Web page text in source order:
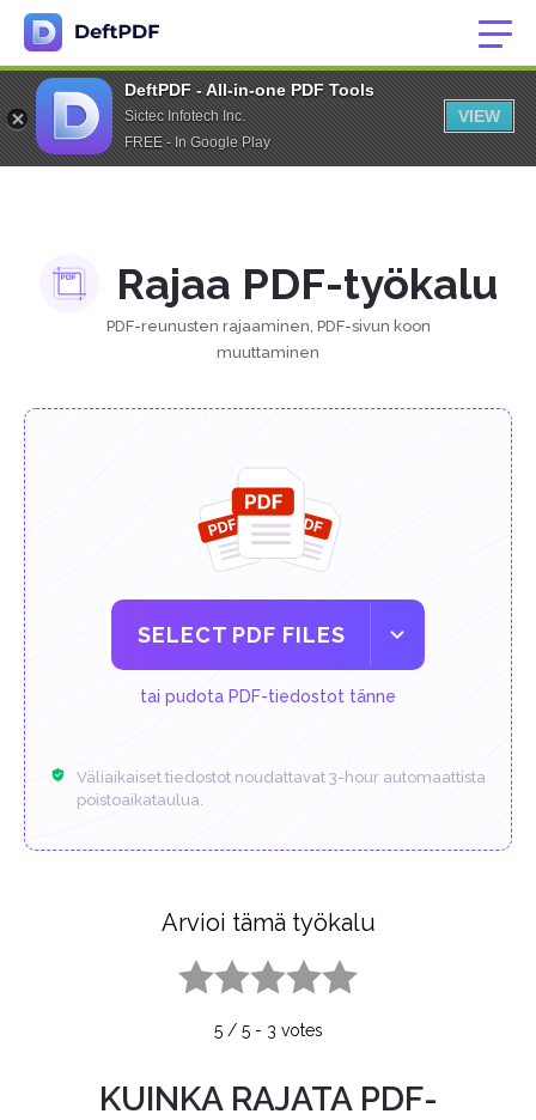
DeftPDF - All-in-one PDF Tools
Sictec Infotech Inc.
FREE - In Google Play
VIEW
Rajaa PDF-työkalu
PDF-reunusten rajaaminen, PDF-sivun koon
muuttaminen
SELECT PDF FILES
tai pudota PDF-tiedostot tänne
Väliaikaiset tiedostot noudattavat 3-hour automaattista
poistoaikataulua.
Arvioi tämä työkalu
5/ 5- 3 votes
KUINKA RAJATA PDF-